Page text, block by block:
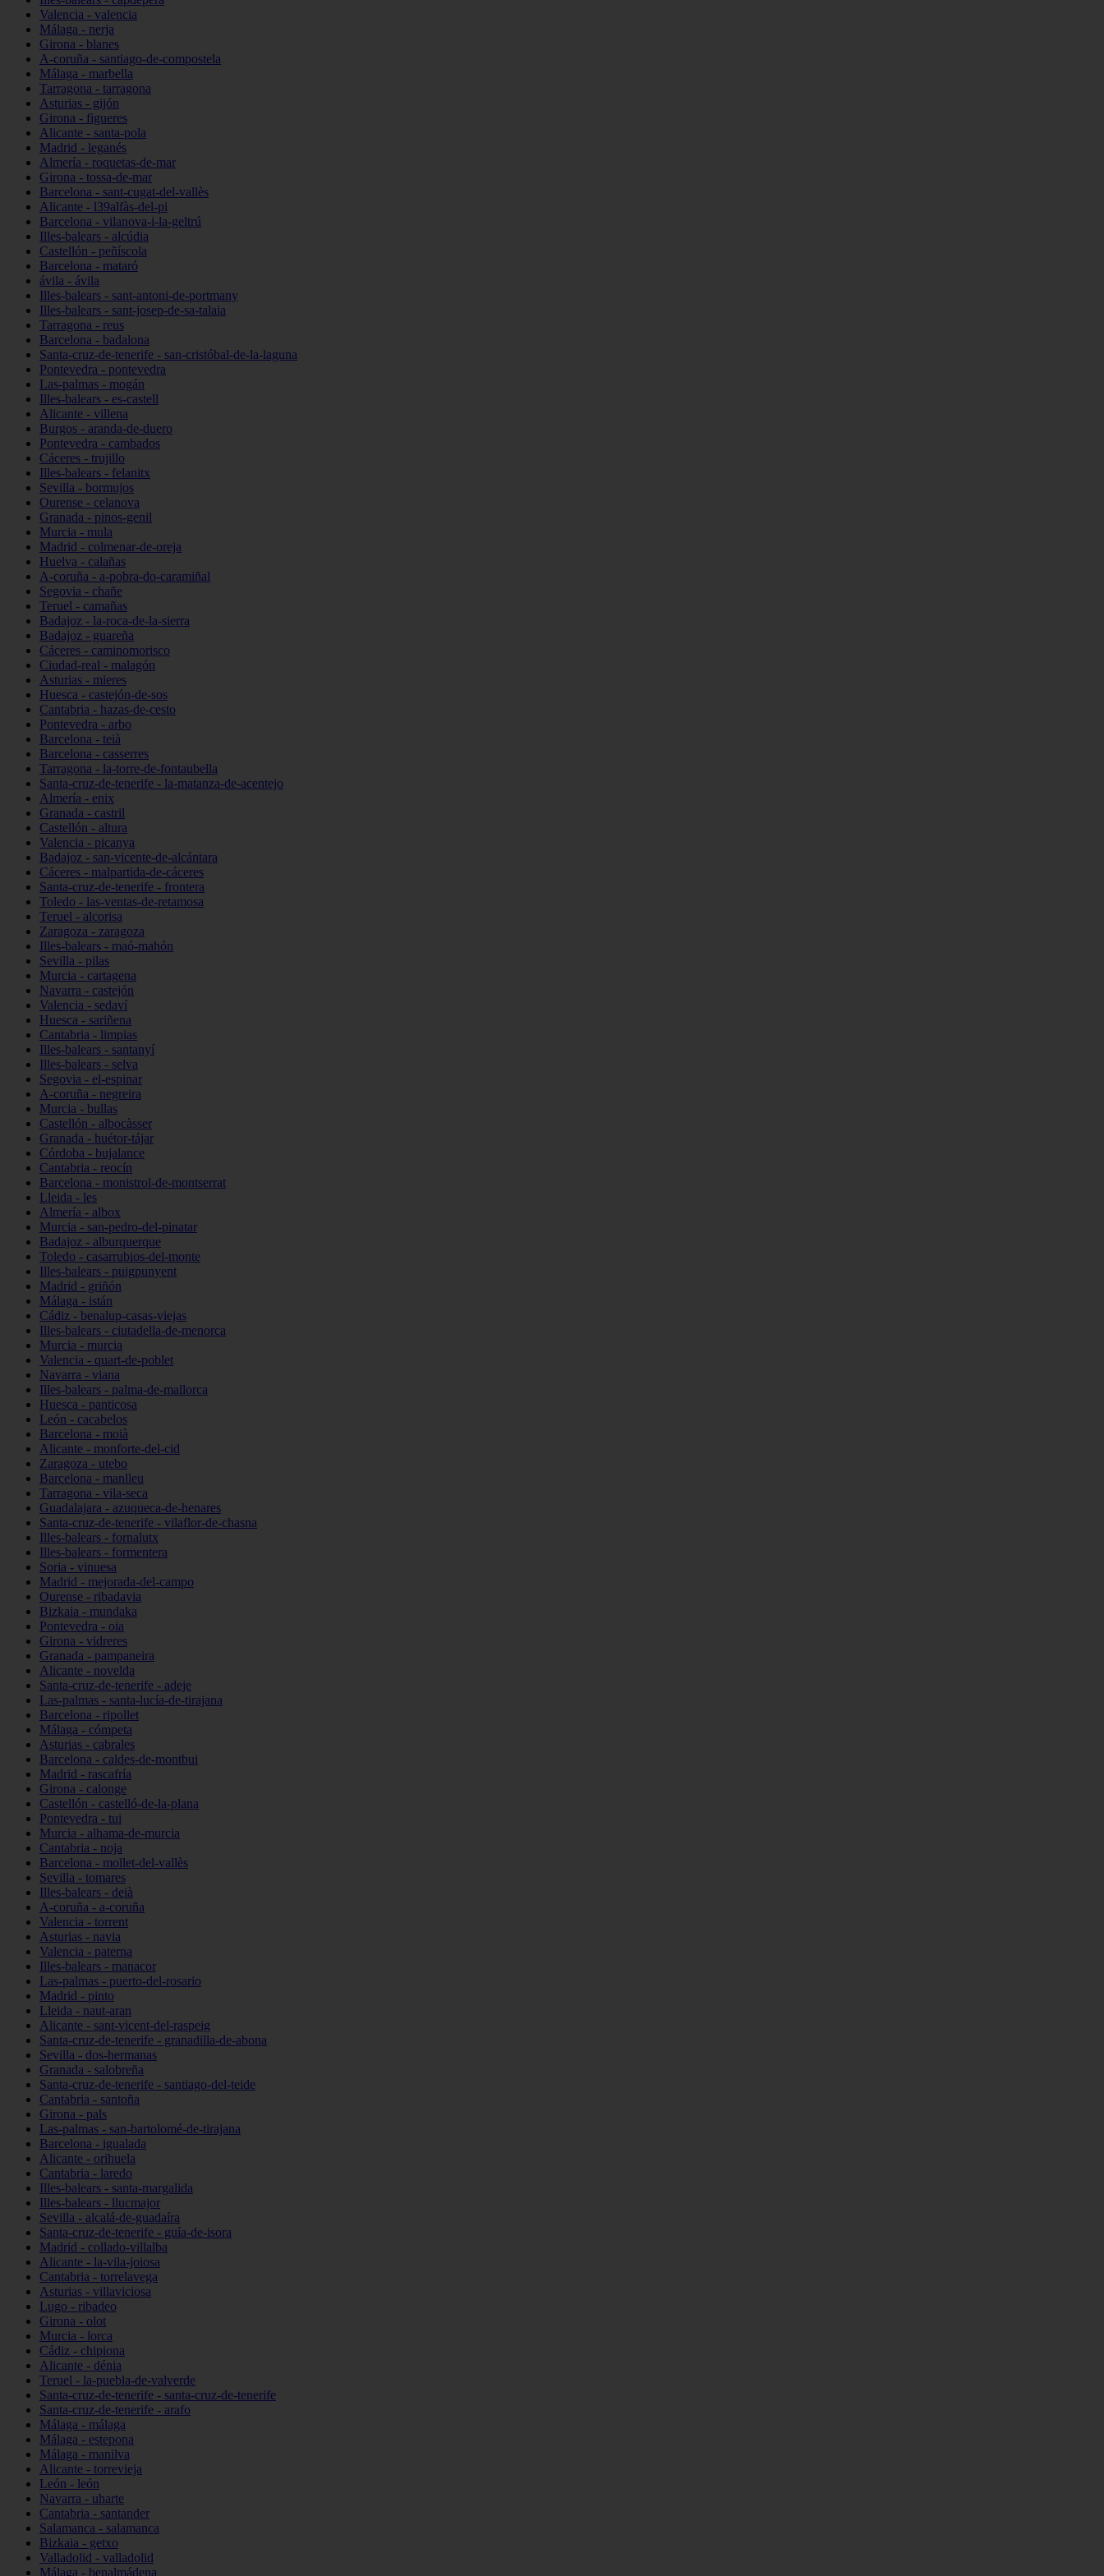
Valencia - valencia
Málaga - nerja
Girona - blanes
A-coruña - santiago-de-compostela
Málaga - marbella
Tarragona - tarragona
Asturias - gijón
Girona - figueres
Alicante - santa-pola
Madrid - leganés
Almería - roquetas-de-mar
Girona - tossa-de-mar
Barcelona - sant-cugat-del-vallès
Alicante - l39alfàs-del-pi
Barcelona - vilanova-i-la-geltrú
Illes-balears - alcúdia
Castellón - peñíscola
Barcelona - mataró
ávila - ávila
Illes-balears - sant-antoni-de-portmany
Illes-balears - sant-josep-de-sa-talaia
Tarragona - reus
Barcelona - badalona
Santa-cruz-de-tenerife - san-cristóbal-de-la-laguna
Pontevedra - pontevedra
Las-palmas - mogán
Illes-balears - es-castell
Alicante - villena
Burgos - aranda-de-duero
Pontevedra - cambados
Cáceres - trujillo
Illes-balears - felanitx
Sevilla - bormujos
Ourense - celanova
Granada - pinos-genil
Murcia - mula
Madrid - colmenar-de-oreja
Huelva - calañas
A-coruña - a-pobra-do-caramiñal
Segovia - chañe
Teruel - camañas
Badajoz - la-roca-de-la-sierra
Badajoz - guareña
Cáceres - caminomorisco
Ciudad-real - malagón
Asturias - mieres
Huesca - castejón-de-sos
Cantabria - hazas-de-cesto
Pontevedra - arbo
Barcelona - teià
Barcelona - casserres
Tarragona - la-torre-de-fontaubella
Santa-cruz-de-tenerife - la-matanza-de-acentejo
Almería - enix
Granada - castril
Castellón - altura
Valencia - picanya
Badajoz - san-vicente-de-alcántara
Cáceres - malpartida-de-cáceres
Santa-cruz-de-tenerife - frontera
Toledo - las-ventas-de-retamosa
Teruel - alcorisa
Zaragoza - zaragoza
Illes-balears - maó-mahón
Sevilla - pilas
Murcia - cartagena
Navarra - castejón
Valencia - sedaví
Huesca - sariñena
Cantabria - limpias
Illes-balears - santanyí
Illes-balears - selva
Segovia - el-espinar
A-coruña - negreira
Murcia - bullas
Castellón - albocàsser
Granada - huétor-tájar
Córdoba - bujalance
Cantabria - reocín
Barcelona - monistrol-de-montserrat
Lleida - les
Almería - albox
Murcia - san-pedro-del-pinatar
Badajoz - alburquerque
Toledo - casarrubios-del-monte
Illes-balears - puigpunyent
Madrid - griñón
Málaga - istán
Cádiz - benalup-casas-viejas
Illes-balears - ciutadella-de-menorca
Murcia - murcia
Valencia - quart-de-poblet
Navarra - viana
Illes-balears - palma-de-mallorca
Huesca - panticosa
León - cacabelos
Barcelona - moià
Alicante - monforte-del-cid
Zaragoza - utebo
Barcelona - manlleu
Tarragona - vila-seca
Guadalajara - azuqueca-de-henares
Santa-cruz-de-tenerife - vilaflor-de-chasna
Illes-balears - fornalutx
Illes-balears - formentera
Soria - vinuesa
Madrid - mejorada-del-campo
Ourense - ribadavia
Bizkaia - mundaka
Pontevedra - oia
Girona - vidreres
Granada - pampaneira
Alicante - novelda
Santa-cruz-de-tenerife - adeje
Las-palmas - santa-lucía-de-tirajana
Barcelona - ripollet
Málaga - cómpeta
Asturias - cabrales
Barcelona - caldes-de-montbui
Madrid - rascafría
Girona - calonge
Castellón - castelló-de-la-plana
Pontevedra - tui
Murcia - alhama-de-murcia
Cantabria - noja
Barcelona - mollet-del-vallès
Sevilla - tomares
Illes-balears - deià
A-coruña - a-coruña
Valencia - torrent
Asturias - navia
Valencia - paterna
Illes-balears - manacor
Las-palmas - puerto-del-rosario
Madrid - pinto
Lleida - naut-aran
Alicante - sant-vicent-del-raspeig
Santa-cruz-de-tenerife - granadilla-de-abona
Sevilla - dos-hermanas
Granada - salobreña
Santa-cruz-de-tenerife - santiago-del-teide
Cantabria - santoña
Girona - pals
Las-palmas - san-bartolomé-de-tirajana
Barcelona - igualada
Alicante - orihuela
Cantabria - laredo
Illes-balears - santa-margalida
Illes-balears - llucmajor
Sevilla - alcalá-de-guadaíra
Santa-cruz-de-tenerife - guía-de-isora
Madrid - collado-villalba
Alicante - la-vila-joiosa
Cantabria - torrelavega
Asturias - villaviciosa
Lugo - ribadeo
Girona - olot
Murcia - lorca
Cádiz - chipiona
Alicante - dénia
Teruel - la-puebla-de-valverde
Santa-cruz-de-tenerife - santa-cruz-de-tenerife
Santa-cruz-de-tenerife - arafo
Málaga - málaga
Málaga - estepona
Málaga - manilva
Alicante - torrevieja
León - león
Navarra - uharte
Cantabria - santander
Salamanca - salamanca
Bizkaia - getxo
Valladolid - valladolid
Málaga - benalmádena